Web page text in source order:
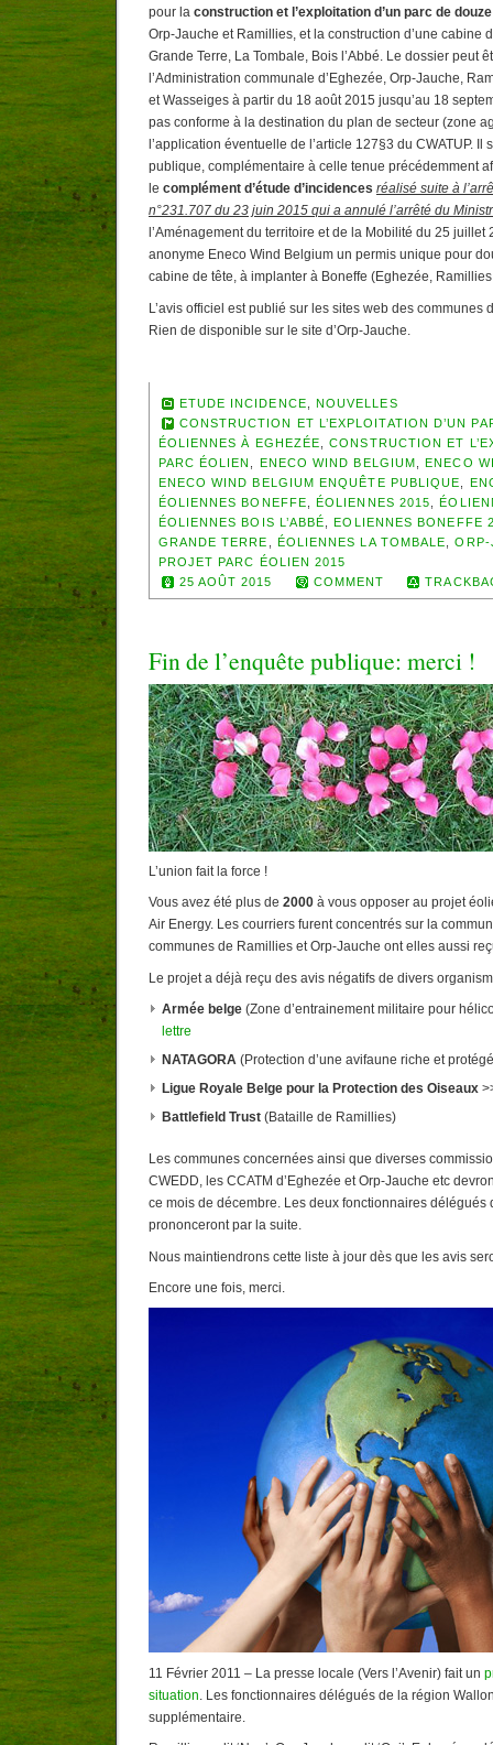
pour la construction et l’exploitation d’un parc de
Orp-Jauche et Ramillies, et la construction d’une cabine
Grande Terre, La Tombale, Bois l’Abbé. Le dossier peut
l’Administration communale d’Eghezée, Orp-Jauche,
et Wasseiges à partir du 18 août 2015 jusqu’au 18
pas conforme à la destination du plan de secteur (zone
l’application éventuelle de l’article 127§3 du CWATUP. Il
publique, complémentaire à celle tenue précédemment
le complément d’étude d’incidences réalisé suite à
n°231.707 du 23 juin 2015 qui a annulé l’arrêté du
l’Aménagement du territoire et de la Mobilité du 25
anonyme Eneco Wind Belgium un permis unique pour
cabine de tête, à implanter à Boneffe (Eghezée,
L’avis officiel est publié sur les sites web des communes
Rien de disponible sur le site d’Orp-Jauche.
ETUDE INCIDENCE, NOUVELLES
CONSTRUCTION ET L’EXPLOITATION D’UN
ÉOLIENNES À EGHEZÉE,CONSTRUCTION ET
PARC ÉOLIEN , ENECO WIND BELGIUM ,
ENECO
ENECO WIND BELGIUM ENQUÊTE PUBLIQUE,
ÉOLIENNES BONEFFE, ÉOLIENNES 2015,
ÉOLIENNES BOIS L’ABBÉ,
EOLIENNES BONEFFE
GRANDE TERRE , ÉOLIENNES LA TOMBALE,ORP-
PROJET PARC ÉOLIEN 2015
25 AOÛT 2015
COMMENT
Fin de l’enquête publique: merci !
L’union fait la force !
Vous avez été plus de 2000 à vous opposer au projet
Air Energy. Les courriers furent concentrés sur la
communes de Ramillies et Orp-Jauche ont elles aussi
Le projet a déjà reçu des avis négatifs de divers
Armée belge (Zone d’entrainement militaire pour
lettre
NATAGORA (Protection d’une avifaune riche et
Ligue Royale Belge pour la Protection des Oiseaux
Battlefield Trust (Bataille de Ramillies)
Les communes concernées ainsi que diverses
CWEDD, les CCATM d’Eghezée et Orp-Jauche etc
ce mois de décembre. Les deux fonctionnaires délégués
prononceront par la suite.
Nous maintiendrons cette liste à jour dès que les avis
Encore une fois, merci.
11 Février 2011 – La presse locale (Vers l’Avenir) fait un
situation . Les fonctionnaires délégués de la région
supplémentaire.